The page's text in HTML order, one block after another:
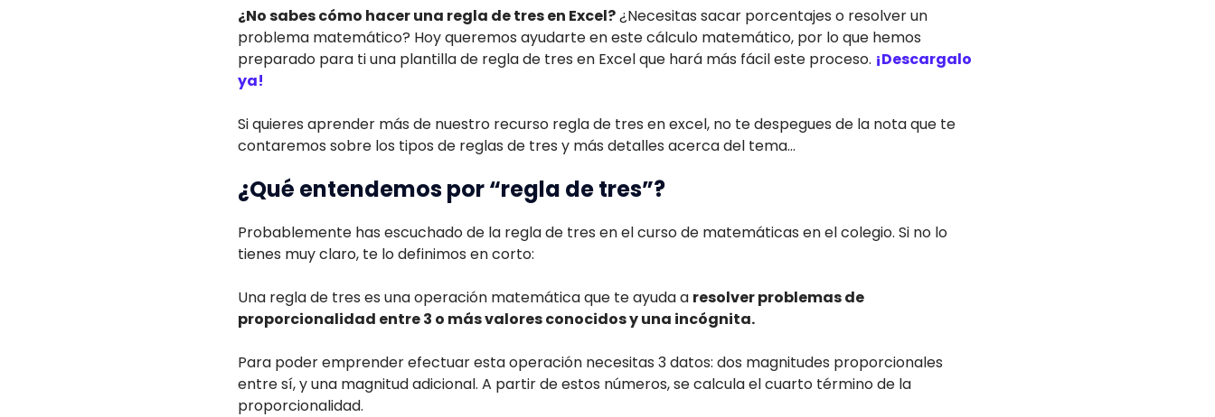
¿No sabes cómo hacer una regla de tres en Excel?¿Necesitas sacar porcentajes o resolver un
problema matemático? Hoy queremos ayudarte en este cálculo matemático, por lo que hemos
preparado para ti una plantilla de regla de tres en Excel que hará más fácil este proceso. ¡Descargalo
ya!
Si quieres aprender más de nuestro recurso regla de tres en excel, no te despegues de la nota que te
contaremos sobre los tipos de reglas de tres y más detalles acerca del tema...
¿Qué entendemos por “regla de tres”?
Probablemente has escuchado de la regla de tres en el curso de matemáticas en el colegio. Si no lo
tienes muy claro, te lo definimos en corto:
Una regla de tres es una operación matemática que te ayuda a resolver problemas de
proporcionalidad entre 3 o más valores conocidos y una incógnita.
Para poder emprender efectuar esta operación necesitas 3 datos: dos magnitudes proporcionales
entre sí, y una magnitud adicional. A partir de estos números, se calcula el cuarto término de la
proporcionalidad.